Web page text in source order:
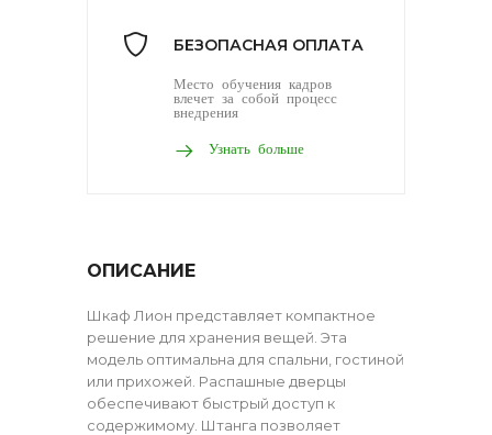
БЕЗОПАСНАЯ ОПЛАТА
Место обучения кадров
влечет за собой процесс
внедрения
Узнать больше
ОПИСАНИЕ
Шкаф Лион представляет компактное
решение для хранения вещей. Эта
модель оптимальна для спальни, гостиной
или прихожей. Распашные дверцы
обеспечивают быстрый доступ к
содержимому. Штанга позволяет